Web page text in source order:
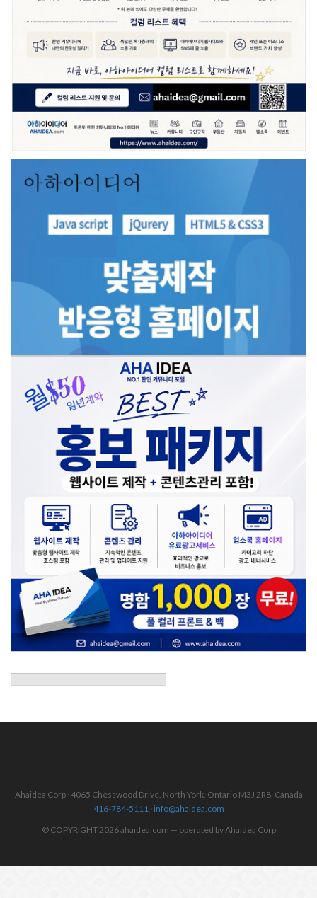
Ahaidea Corp · 4065 Chesswood Drive, North York, Ontario M3J 2R8, Canada
416-784-5111· info@ahaidea.com
© COPYRIGHT 2026 ahaidea.com — operated by Ahaidea Corp